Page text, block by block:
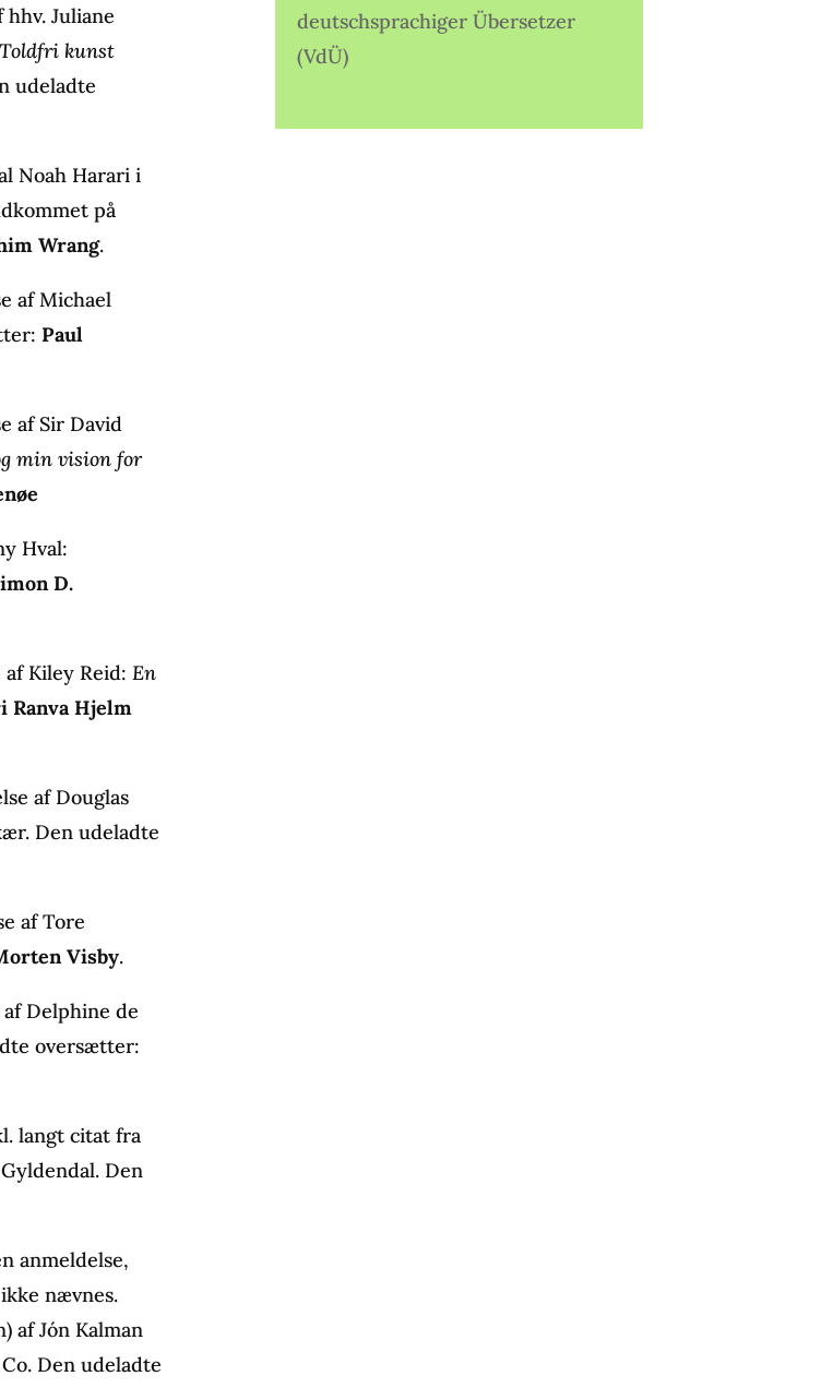
Juliane
Toldfri kunst
udeladte
Noah Harari i
på
Wrang.
af Michael
Paul
af Sir David
min vision for
Hval:
D.
af Kiley Reid:En
Ranva Hjelm
af Douglas
Den udeladte
af Tore
Visby.
Delphine de
oversætter:
langt citat fra
Gyldendal. Den
anmeldelse,
nævnes.
af Jón Kalman
Den udeladte
deutschsprachiger Übersetzer
(VdÜ)